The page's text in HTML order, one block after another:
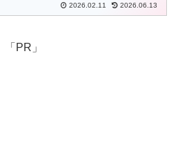
2026.02.11 2026.06.13
「PR」